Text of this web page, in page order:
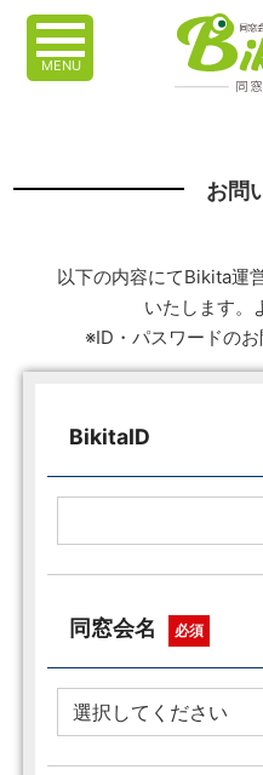
MENU
お問
以下の内容にてBikita運
いたします。
※ID・パスワードの
BikitaID
同窓会名 必須